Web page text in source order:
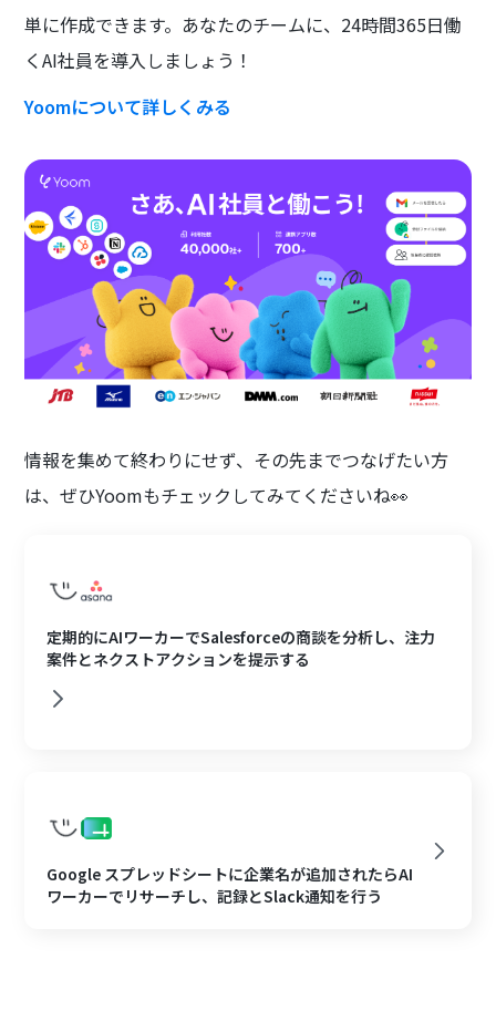
単に作成できます。あなたのチームに、24時間365日働
くAI社員を導入しましょう！
Yoomについて詳しくみる
情報を集めて終わりにせず、その先までつなげたい方
は、ぜひYoomもチェックしてみてくださいね👀
定期的にAIワーカーでSalesforceの商談を分析し、注力
案件とネクストアクションを提示する
Google スプレッドシートに企業名が追加されたらAI
ワーカーでリサーチし、記録とSlack通知を行う